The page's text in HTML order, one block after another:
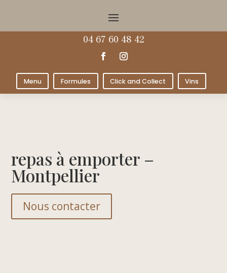
04 67 60 48 42
Menu Formules Click and Collect Vins
repas à emporter –
Montpellier
Nous contacter